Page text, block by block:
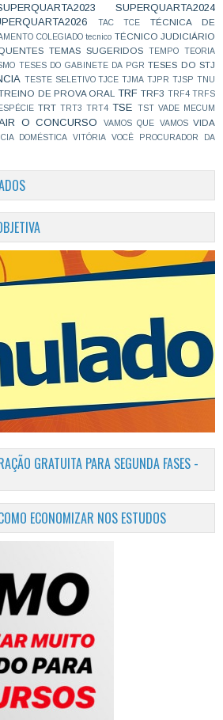
SUPERQUARTA2024
TAC TCE
TÉCNICA DE
COLEGIADO tecnico TÉCNICO JUDICIÁRIO
TEMAS SUGERIDOS TEMPO
TEORIA
TESES DO GABINETE DA PGR TESES DO STJ
TESTE SELETIVO TJCE TJMA TJPR TJSP TNU
DE PROVA ORAL TRF TRF3 TRF4 TRFS
TRT TRT3 TRT4 TSE TST VADE MECUM
O CONCURSO VAMOS QUE VAMOS VIDA
DOMÉSTICA VITÓRIA
VOCÊ PROCURADOR DA
GRATUITA PARA SEGUNDA FASES -
ECONOMIZAR NOS ESTUDOS